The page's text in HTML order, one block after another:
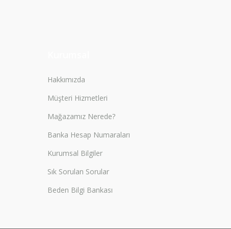
Hakkımızda
Müşteri Hizmetleri
Mağazamız Nerede?
Banka Hesap Numaraları
Kurumsal Bilgiler
Sık Sorulan Sorular
Beden Bilgi Bankası